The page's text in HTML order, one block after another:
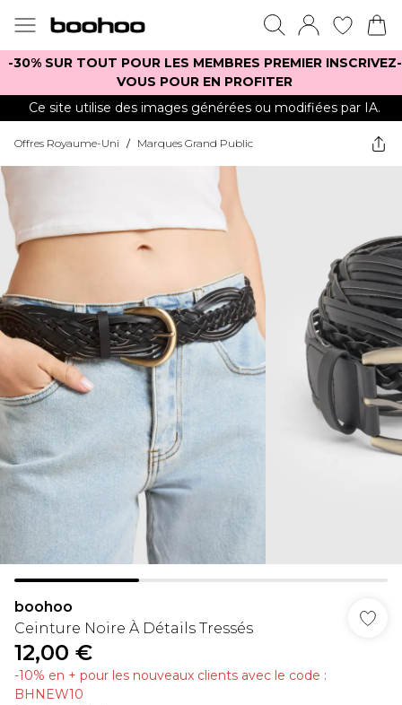
-30% SUR TOUT POUR LES MEMBRES PREMIER INSCRIVEZ-
VOUS POUR EN PROFITER
Ce site utilise des images générées ou modifiées par IA.
Offres Royaume-Uni / Marques Grand Public
boohoo
Ceinture Noire À Détails Tressés
12,00 €
-10% en + pour les nouveaux clients avec le code :
BHNEW10